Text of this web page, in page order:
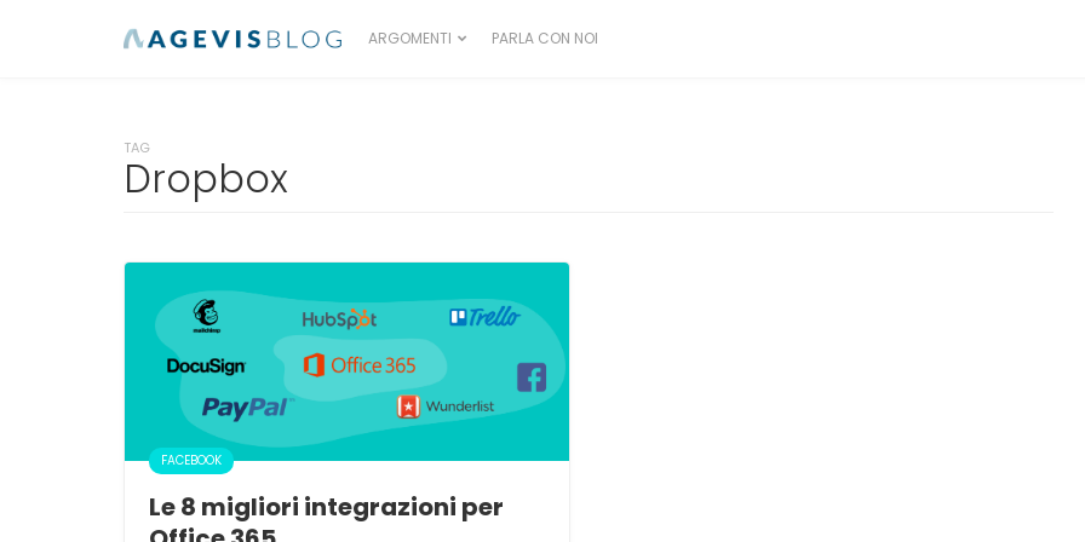
ARGOMENTI PARLA CON NOI
TAG
Dropbox
FACEBOOK
Le 8 migliori integrazioni per